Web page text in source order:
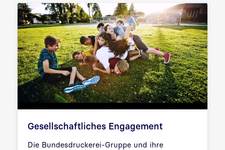
Gesellschaftliches Engagement
Die Bundesdruckerei-Gruppe und ihre